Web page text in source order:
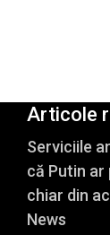
Articole
Serviciile
că Putin ar
chiar din
News